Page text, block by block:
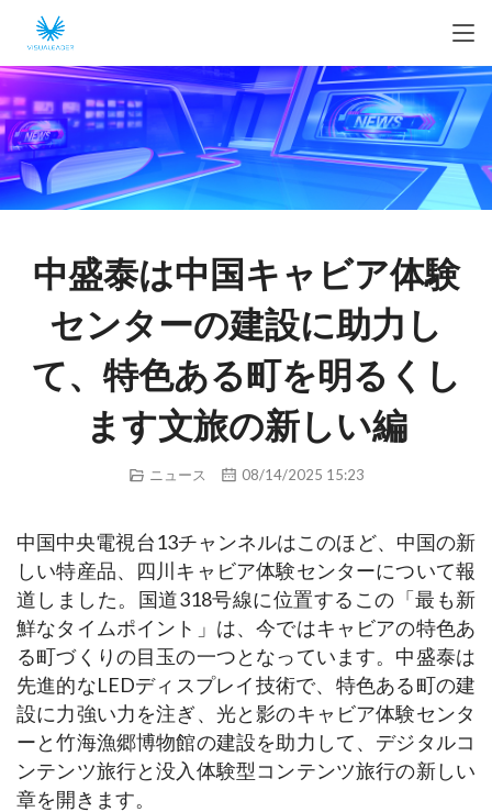
中盛泰は中国キャビア体験
センターの建設に助力し
て、特色ある町を明るくし
ます文旅の新しい編
ニュース 08/14/2025 15:23
中国中央電視台13チャンネルはこのほど、中国の新
しい特産品、四川キャビア体験センターについて報
道しました。国道318号線に位置するこの「最も新
鮮なタイムポイント」は、今ではキャビアの特色あ
る町づくりの目玉の一つとなっています。中盛泰は
先進的なLEDディスプレイ技術で、特色ある町の建
設に力強い力を注ぎ、光と影のキャビア体験センタ
ーと竹海漁郷博物館の建設を助力して、デジタルコ
ンテンツ旅行と没入体験型コンテンツ旅行の新しい
章を開きます。